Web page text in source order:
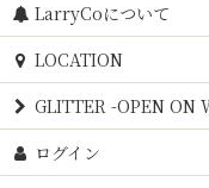
LarryCoについて
LOCATION
GLITTER -OPEN ON
ログイン